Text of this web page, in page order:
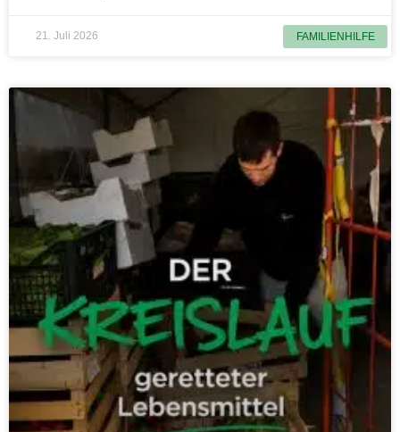
FAMILIENHILFE
21. Juli 2026